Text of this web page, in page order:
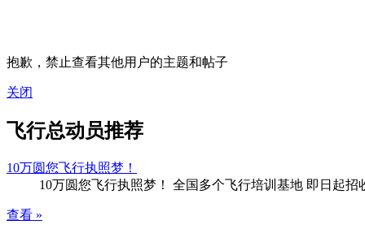
抱歉，禁止查看其他用户的主题和帖子
关闭
飞行总动员推荐
10万圆您飞行执照梦！
10万圆您飞行执照梦！ 全国多个飞行培训基地 即日起招
查看 »